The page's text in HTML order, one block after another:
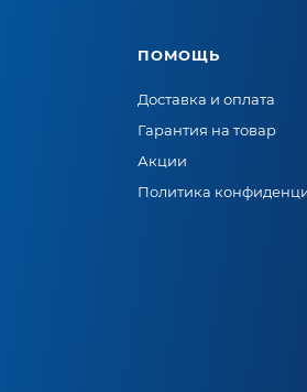
ПОМОЩЬ
Доставка и оплата
Гарантия на товар
Акции
Политика